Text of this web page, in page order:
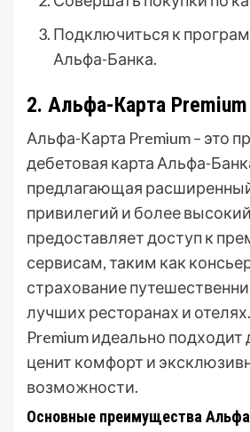
Подключиться к
Альфа-Банка.
2. Альфа-Карта Premium
Альфа-Карта Premium – это
дебетовая карта Альфа-
предлагающая
привилегий и более
предоставляет доступ к
сервисам, таким как
страхование
лучших ресторанах и
Premium идеально подходит
ценит комфорт и
возможности.
Основные преимущества